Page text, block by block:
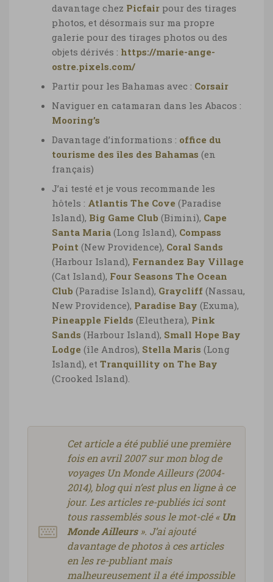
davantage chez Picfair pour des tirages
photos, et désormais sur ma propre
galerie pour des tirages photos ou des
objets dérivés : https://marie-ange-
ostre.pixels.com/
Partir pour les Bahamas avec : Corsair
Naviguer en catamaran dans les Abacos :
Mooring’s
Davantage d’informations : office du
tourisme des îles des Bahamas (en
français)
J’ai testé et je vous recommande les
hôtels : Atlantis The Cove (Paradise
Island), Big Game Club (Bimini), Cape
Santa Maria (Long Island), Compass
Point (New Providence), Coral Sands
(Harbour Island), Fernandez Bay Village
(Cat Island), Four Seasons The Ocean
Club (Paradise Island), Graycliff (Nassau,
New Providence), Paradise Bay (Exuma),
Pineapple Fields (Eleuthera), Pink
Sands (Harbour Island), Small Hope Bay
Lodge (île Andros), Stella Maris (Long
Island), et Tranquillity on The Bay
(Crooked Island).
Cet article a été publié une première
fois en avril 2007 sur mon blog de
voyages Un Monde Ailleurs (2004-
2014), blog qui n’est plus en ligne à ce
jour. Les articles re-publiés ici sont
tous rassemblés sous le mot-clé « Un
Monde Ailleurs». J’ai ajouté
davantage de photos à ces articles
en les re-publiant mais
malheureusement il a été impossible